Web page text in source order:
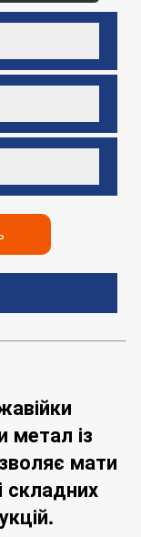
метал із
мати
складних